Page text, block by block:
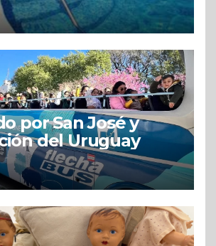
por San José y
del Uruguay